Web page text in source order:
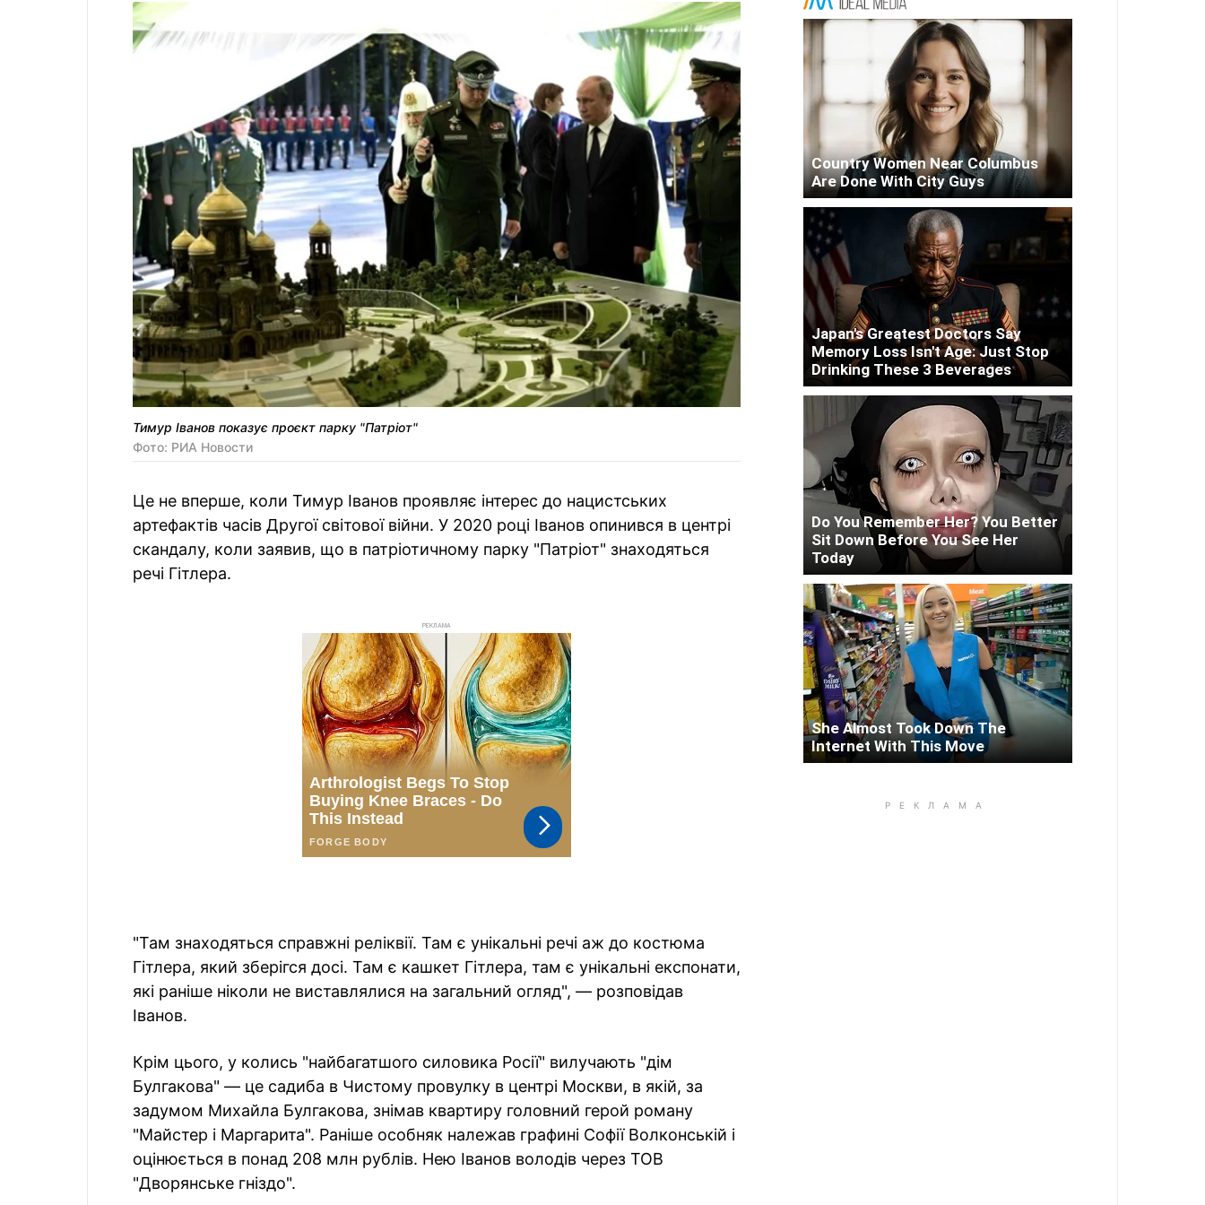
Тимур Іванов показує проєкт парку "Патріот"
Фото: РИА Новости
Це не вперше, коли Тимур Іванов проявляє інтерес до нацистських
артефактів часів Другої світової війни. У 2020 році Іванов опинився в центрі
скандалу, коли заявив, що в патріотичному парку "Патріот" знаходяться
речі Гітлера.
РЕКЛАМА
"Там знаходяться справжні реліквії. Там є унікальні речі аж до костюма
Гітлера, який зберігся досі. Там є кашкет Гітлера, там є унікальні експонати,
які раніше ніколи не виставлялися на загальний огляд", — розповідав
Іванов.
Крім цього, у колись "найбагатшого силовика Росії" вилучають "дім
Булгакова" — це садиба в Чистому провулку в центрі Москви, в якій, за
задумом Михайла Булгакова, знімав квартиру головний герой роману
"Майстер і Маргарита". Раніше особняк належав графині Софії Волконській і
оцінюється в понад 208 млн рублів. Нею Іванов володів через ТОВ
"Дворянське гніздо".
Country Women Near Columbus
Are Done With City Guys
Japan's Greatest Doctors Say
Memory Loss Isn't Age: Just Stop
Drinking These 3 Beverages
Do You Remember Her? You Better
Sit Down Before You See Her
Today
She Almost Took Down The
Internet With This Move